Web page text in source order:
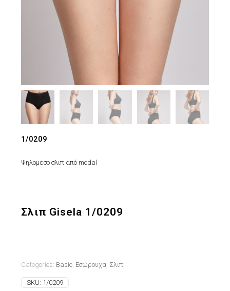
1/0209
Ψηλομεσο σλιπ από modal
Σλιπ Gisela 1/0209
Categories: Basic, Εσώρουχα Σλιπ
SKU: 1/0209